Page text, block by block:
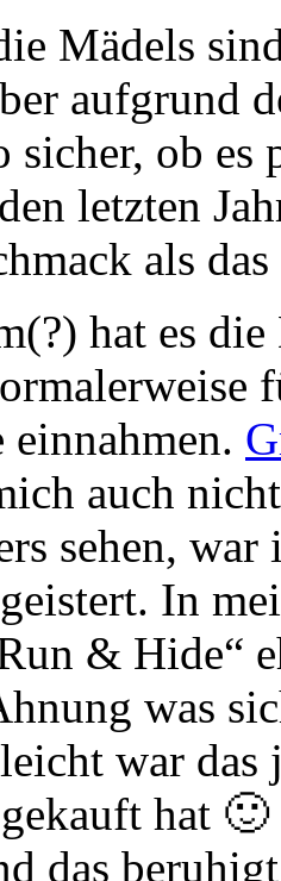
Mädels
aufgrund
ob es
letzten
als
hat es
auch
sehen,
In
& Hide“
was
war das
hat 🙂
das